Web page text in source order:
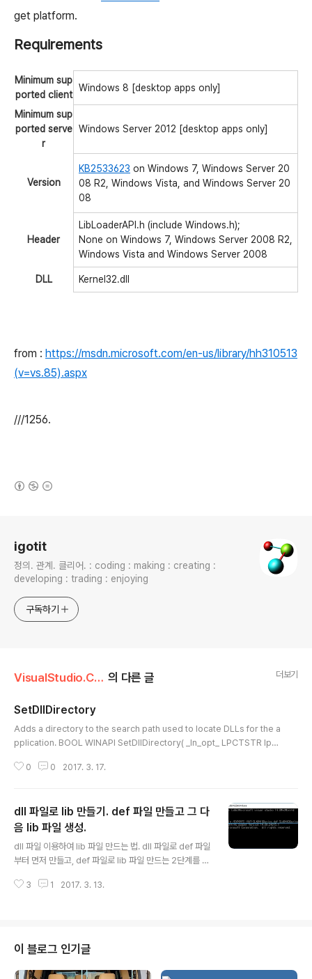
get platform.
Requirements
Minimum sup
ported client
Windows 8 [desktop apps only]
Minimum sup
ported serve
r
Windows Server 2012 [desktop apps only]
Version
KB2533623 on Windows 7, Windows Server 20
08 R2, Windows Vista, and Windows Server 20
08
Header
LibLoaderAPI.h (include Windows.h);
None on Windows 7, Windows Server 2008 R2,
Windows Vista and Windows Server 2008
DLL Kernel32.dll
from : https://msdn.microsoft.com/en-us/library/hh310513
(v=vs.85).aspx
///1256.
igotit
정의. 관계. 클리어. : coding : making : creating :
developing : trading : enjoying
구독하기
VisualStudio.C++.C#/코딩팁,함수활용,단편 의 다른 글 더보기
SetDllDirectory
Adds a directory to the search path used to locate DLLs for the a
pplication. BOOL WINAPI SetDllDirectory( _In_opt_ LPCTSTR lpP
be added to the search path. If this parameter is an empty string
efault se..
0 0 2017. 3. 17.
dll 파일로 lib 만들기. def 파일 만들고 그 다
음 lib 파일 생성.
dll 파일 이용하여 lib 파일 만드는 법. dll 파일로 def 파일
부터 먼저 만들고, def 파일로 lib 파일 만드는 2단계를 거
사용된 dll 파일 : SLABHIDDevice.dll Visual Studio
vice.def 파일이 만들어진다. 2. def 파일을 이용하여 lib
파일 만들기. 별도 정리 -> http://igotit.tistory.com/10
14 의 방법대로 하면 lib 파일 만들어진다. dumpbin MS
3 1 2017. 3. 13.
이 블로그 인기글